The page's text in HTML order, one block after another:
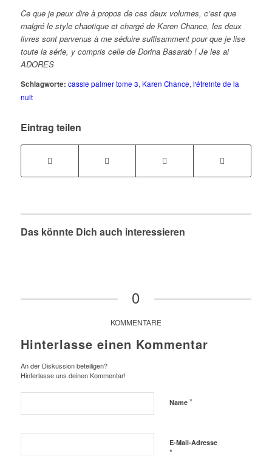
Ce que je peux dire à propos de ces deux volumes, c’est que
malgré le style chaotique et chargé de Karen Chance, les deux
livres sont parvenus à me séduire suffisamment pour que je lise
toute la série, y compris celle de Dorina Basarab ! Je les ai
ADORES
Schlagworte: cassie palmer tome 3, Karen Chance, l'étreinte de la
nuit
Eintrag teilen
Das könnte Dich auch interessieren
0
KOMMENTARE
Hinterlasse einen Kommentar
An der Diskussion beteiligen?
Hinterlasse uns deinen Kommentar!
Name *
E-Mail-Adresse
*